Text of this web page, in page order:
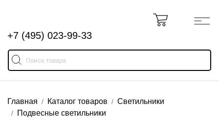
+7 (495) 023-99-33
Главная Каталог товаров
Светильники
Подвесные светильники